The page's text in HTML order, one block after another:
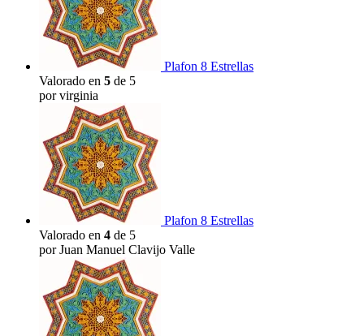
Plafon 8 Estrellas
Valorado en 5 de 5
por virginia
Plafon 8 Estrellas
Valorado en 4 de 5
por Juan Manuel Clavijo Valle